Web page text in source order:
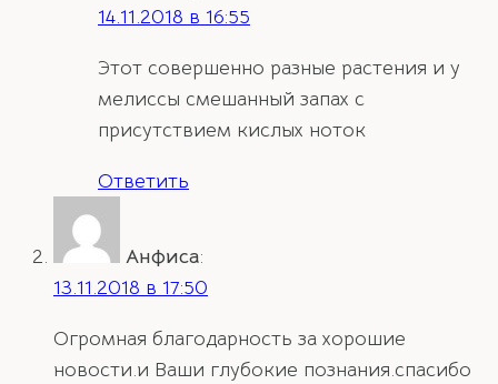
14.11.2018 в 16:55
Этот совершенно разные растения и у
мелиссы смешанный запах с
присутствием кислых ноток
Ответить
Анфиса:
13.11.2018 в 17:50
Огромная благодарность за хорошие
новости.и Ваши глубокие познания.спасибо